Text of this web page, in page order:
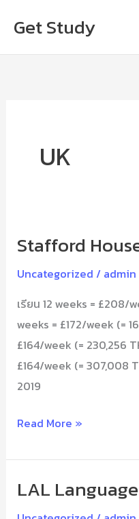
content
Get Study
UK
Stafford
Uncategorized / admin
เรียน 12 weeks = £208/
weeks = £172/week (=
£164/week (= 230,256
£164/week (= 307,008
2019
Stafford
International
Read More »
LAL
LAL